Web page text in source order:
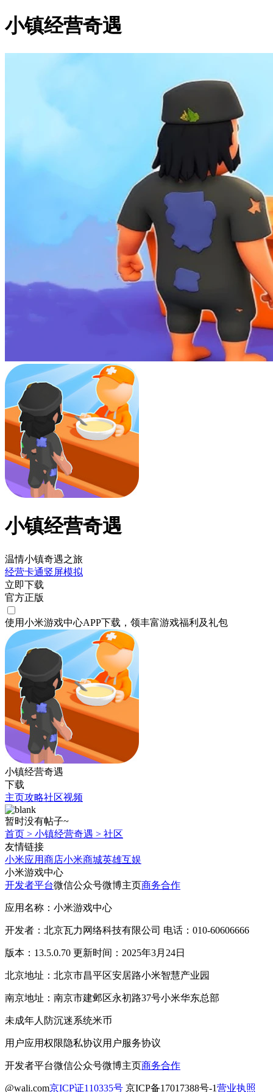
小镇经营奇遇
小镇经营奇遇
温情小镇奇遇之旅
经营卡通竖屏模拟
立即下载
官方正版
使用小米游戏中心APP下载 ，领丰富游戏福利 及礼包
小镇经营奇遇
下载
主页攻略社区视频
暂时没有帖子~
首页 > 小镇经营奇遇 > 社区
友情链接
小米应用商店小米商城英雄互娱
小米游戏中心
开发者平台微信公众号微博主页商务合作
应用名称：小米游戏中心
开发者：北京瓦力网络科技有限公司 电话：010-60606666
版本：13.5.0.70 更新时间：2025年3月24日
北京地址：北京市昌平区安居路小米智慧产业园
南京地址：南京市建邺区永初路37号小米华东总部
未成年人防沉迷系统米币
用户应用权限隐私协议用户服务协议
开发者平台微信公众号微博主页商务合作
@wali.com京ICP证110335号 京ICP备17017388号-1营业执照